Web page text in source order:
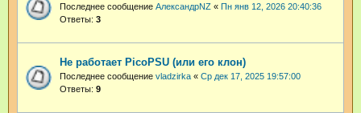
Последнее сообщение АлександрNZ « Пн янв 12, 2026 20:40:36
Ответы: 3
Не работает PicoPSU (или его клон)
Последнее сообщение vladzirka « Ср дек 17, 2025 19:57:00
Ответы: 9